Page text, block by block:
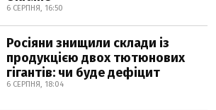
6 СЕРПНЯ, 16:50
Росіяни знищили склади із
продукцією двох тютюнових
гігантів: чи буде дефіцит
6 СЕРПНЯ, 18:04